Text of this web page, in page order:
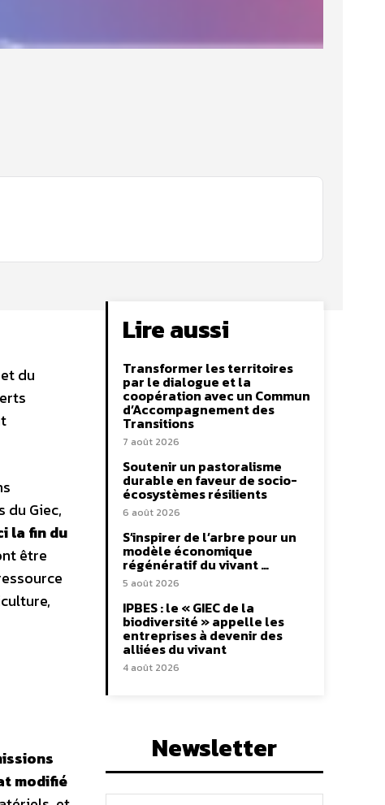
du
du Giec,
la fin du
être
modifié
Lire aussi
Transformer les territoires
par le dialogue et la
coopération avec un Commun
d’Accompagnement des
Transitions
7 août 2026
Soutenir un pastoralisme
durable en faveur de socio-
écosystèmes résilients
6 août 2026
S’inspirer de l’arbre pour un
modèle économique
régénératif du vivant …
5 août 2026
IPBES : le « GIEC de la
biodiversité » appelle les
entreprises à devenir des
alliées du vivant
4 août 2026
Newsletter